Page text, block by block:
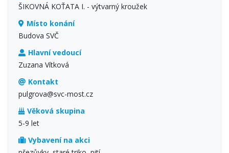
ŠIKOVNÁ KOŤATA I. - výtvarný kroužek
Místo konání
Budova SVČ
Hlavní vedoucí
Zuzana Vítková
Kontakt
pulgrova@svc-most.cz
Věková skupina
5-9 let
Vybavení na akci